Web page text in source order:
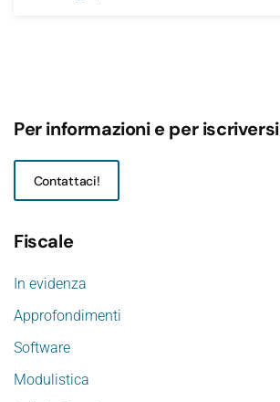
Per informazioni e per iscriversi
Contattaci!
Fiscale
In evidenza
Approfondimenti
Software
Modulistica